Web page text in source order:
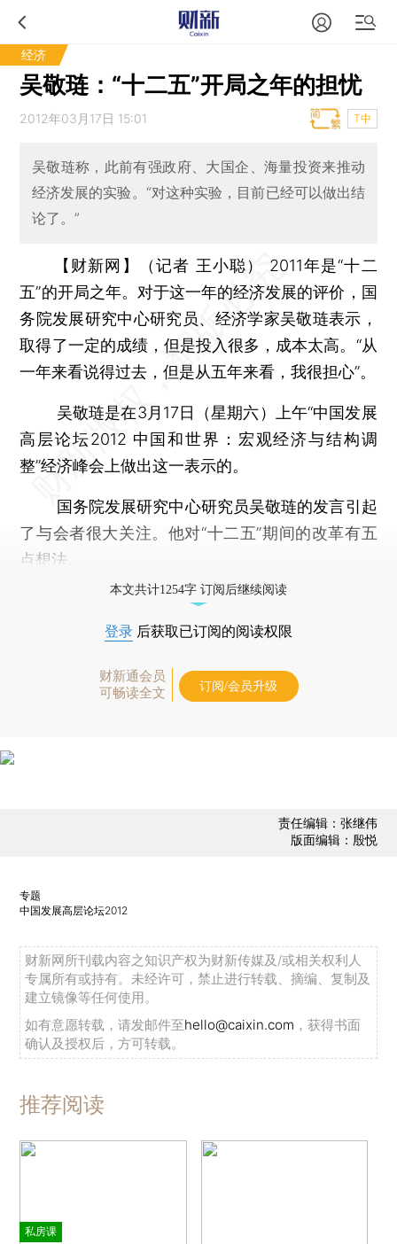
经济
吴敬琏：“十二五”开局之年的担忧
2012年03月17日 15:01 T中
吴敬琏称，此前有强政府、大国企、海量投资来推动
经济发展的实验。“对这种实验，目前已经可以做出结
论了。”
【财新网】（记者 王小聪）
2011年是“十二
五”的开局之年。对于这一年的经济发展的评价，国
务院发展研究中心研究员、经济学家吴敬琏表示，
取得了一定的成绩，但是投入很多，成本太高。“从
一年来看说得过去，但是从五年来看，我很担心”。
吴敬琏是在3月17日（星期六）上午“中国发展
高层论坛2012 中国和世界：宏观经济与结构调
整”经济峰会上做出这一表示的。
国务院发展研究中心研究员吴敬琏的发言引起
了与会者很大关注。他对“十二五”期间的改革有五
点想法。
本文共计1254字 订阅后继续阅读
登录 后获取已订阅的阅读权限
财新通会员
可畅读全文
订阅/会员升级
责任编辑：张继伟
版面编辑：殷悦
专题
中国发展高层论坛2012
财新网所刊载内容之知识产权为财新传媒及/或相关权利人
专属所有或持有。未经许可，禁止进行转载、摘编、复制及
建立镜像等任何使用。
如有意愿转载，请发邮件至hello@caixin.com ，获得书面
确认及授权后，方可转载。
推荐阅读
私房课